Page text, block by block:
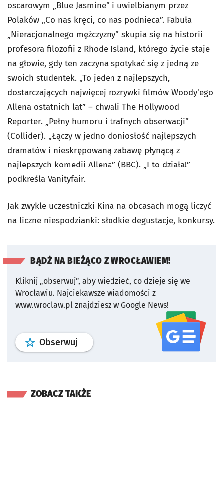
oscarowym „Blue Jasmine” i uwielbianym przez
Polaków „Co nas kręci, co nas podnieca”. Fabuła
„Nieracjonalnego mężczyzny” skupia się na historii
profesora filozofii z Rhode Island, którego życie staje
na głowie, gdy ten zaczyna spotykać się z jedną ze
swoich studentek. „To jeden z najlepszych,
dostarczających najwięcej rozrywki filmów Woody'ego
Allena ostatnich lat” – chwali The Hollywood
Reporter. „Pełny humoru i trafnych obserwacji”
(Collider). „Łączy w jedno doniosłość najlepszych
dramatów i nieskrępowaną zabawę płynącą z
najlepszych komedii Allena” (BBC). „I to działa!”
podkreśla Vanityfair.
Jak zwykle uczestniczki Kina na obcasach mogą liczyć
na liczne niespodzianki: słodkie degustacje, konkursy.
BĄDŹ NA BIEŻĄCO Z WROCŁAWIEM!
Kliknij „obserwuj”, aby wiedzieć, co dzieje się we
Wrocławiu. Najciekawsze wiadomości z
www.wroclaw.pl znajdziesz w Google News!
Obserwuj profil serwisu
ZOBACZ TAKŻE